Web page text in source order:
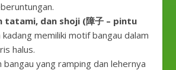
tatami, dan shoji (障子 – pintu
kadang memiliki motif bangau dalam
halus.
bangau yang ramping dan lehernya